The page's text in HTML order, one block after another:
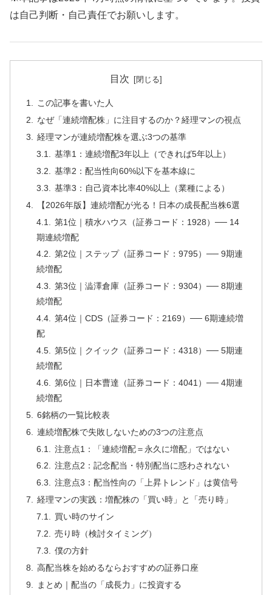
は自己判断・自己責任でお願いします。
目次
この記事を書いた人
なぜ「連続増配株」に注目するのか？経理マンの視点
経理マンが連続増配株を選ぶ3つの基準
基準1：連続増配3年以上（できれば5年以上）
基準2：配当性向60%以下を基本線に
基準3：自己資本比率40%以上（業種による）
【2026年版】連続増配が光る！日本の成長配当株6選
第1位｜積水ハウス（証券コード：1928）── 14
期連続増配
第2位｜ステップ（証券コード：9795）── 9期連
続増配
第3位｜澁澤倉庫（証券コード：9304）── 8期連
続増配
第4位｜CDS（証券コード：2169）── 6期連続増
配
第5位｜クイック（証券コード：4318）── 5期連
続増配
第6位｜日本曹達（証券コード：4041）── 4期連
続増配
6銘柄の一覧比較表
連続増配株で失敗しないための3つの注意点
注意点1：「連続増配＝永久に増配」ではない
注意点2：記念配当・特別配当に惑わされない
注意点3：配当性向の「上昇トレンド」は黄信号
経理マンの実践：増配株の「買い時」と「売り時」
買い時のサイン
売り時（検討タイミング）
僕の方針
高配当株を始めるならおすすめの証券口座
まとめ｜配当の「成長力」に投資する